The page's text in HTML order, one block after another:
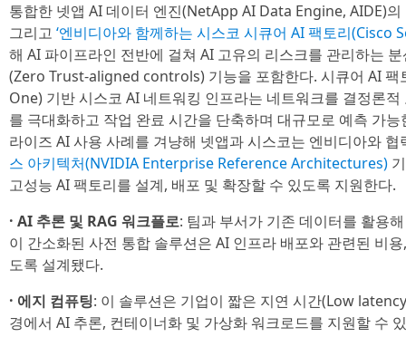
통합한 넷앱 AI 데이터 엔진(NetApp AI Data Engine, AIDE)의
그리고 ‘엔비디아와 함께하는 시스코 시큐어 AI 팩토리(Cisco
해 AI 파이프라인 전반에 걸쳐 AI 고유의 리스크를 관리하는
(Zero Trust-aligned controls) 기능을 포함한다. 시큐어 AI 팩
One) 기반 시스코 AI 네트워킹 인프라는 네트워크를 결정론
를 극대화하고 작업 완료 시간을 단축하며 대규모로 예측 가
라이즈 AI 사용 사례를 겨냥해 넷앱과 시스코는 엔비디아와
스 아키텍처(NVIDIA Enterprise Reference Architectures)
고성능 AI 팩토리를 설계, 배포 및 확장할 수 있도록 지원한다.
· AI 추론 및 RAG 워크플로: 팀과 부서가 기존 데이터를 활용
이 간소화된 사전 통합 솔루션은 AI 인프라 배포와 관련된 비
도록 설계됐다.
· 에지 컴퓨팅: 이 솔루션은 기업이 짧은 지연 시간(Low
경에서 AI 추론, 컨테이너화 및 가상화 워크로드를 지원할 수